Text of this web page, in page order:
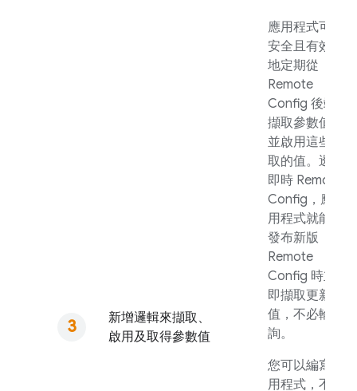
新增邏輯來擷取、
啟用及取得參數值
應用程式可以
安全且有效率
地定期從
Remote
Config 後端
擷取參數值，
並啟用這些擷
取的值。透過
即時 Remote
Config ，應
用程式就能在
發布新版
Remote
Config 時立
即擷取更新
值，不必輪
詢。
您可以編寫應
用程式，不必